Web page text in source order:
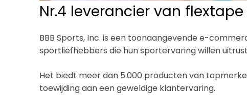
Nr.4 leverancier van flextape
BBB Sports, Inc. is een toonaangevende e-
sportliefhebbers die hun sportervaring willen
Het biedt meer dan 5.000 producten van
toewijding aan een geweldige klantervaring.